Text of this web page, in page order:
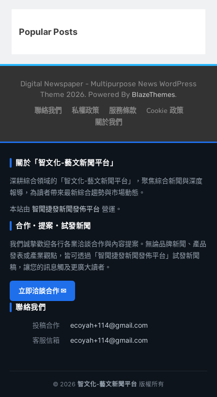
Popular Posts
Digital Newspaper - Multipurpose News WordPress
Theme 2026. Powered By BlazeThemes.
聯絡我們 私權政策 服務條款
Cookie 政策
關於我們
關於「智文化-藝文新聞平台」
深耕綜合領域的「智文化-藝文新聞平台」，聚焦綜合新聞與深度
報導，為讀者帶來最新綜合趨勢與市場動態。
本站由 智聞捷發新聞發佈平台 營運。
合作・提案・試發新聞
我們誠摯歡迎各行各業洽談合作與內容提案。無論品牌新聞、產品
發表或產業觀點，皆可透過「智聞捷發新聞發佈平台」試發新聞
稿，讓您的訊息觸及更廣大讀者。
立即洽談合作 ✉
聯絡我們
投稿合作
ecoyah+114@gmail.com
客服信箱
ecoyah+114@gmail.com
© 2026 智文化-藝文新聞平台 版權所有